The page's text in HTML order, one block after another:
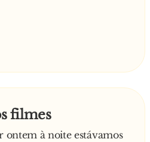
filmes
à noite estávamos